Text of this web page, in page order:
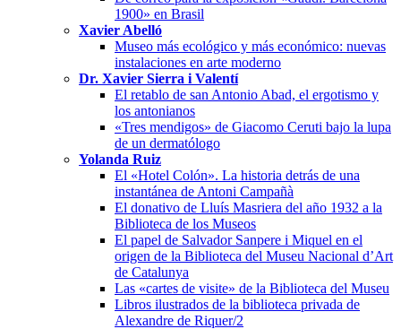
1900» en Brasil
Xavier Abelló
Museo más ecológico y más económico: nuevas
instalaciones en arte moderno
Dr. Xavier Sierra i Valentí
El retablo de san Antonio Abad, el ergotismo y
los antonianos
«Tres mendigos» de Giacomo Ceruti bajo la lupa
de un dermatólogo
Yolanda Ruiz
El «Hotel Colón». La historia detrás de una
instantánea de Antoni Campañà
El donativo de Lluís Masriera del año 1932 a la
Biblioteca de los Museos
El papel de Salvador Sanpere i Miquel en el
origen de la Biblioteca del Museu Nacional d’Art
de Catalunya
Las «cartes de visite» de la Biblioteca del Museu
Libros ilustrados de la biblioteca privada de
Alexandre de Riquer/2